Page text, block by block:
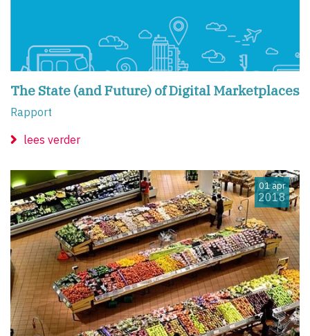
The State (and Future) of Digital Marketplaces
Rapport
lees verder
01 apr
2018